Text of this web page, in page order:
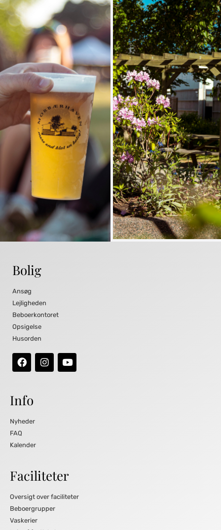
Bolig
Ansøg
Lejligheden
Beboerkontoret
Opsigelse
Husorden
Info
Nyheder
FAQ
Kalender
Faciliteter
Oversigt over faciliteter
Beboergrupper
Vaskerier